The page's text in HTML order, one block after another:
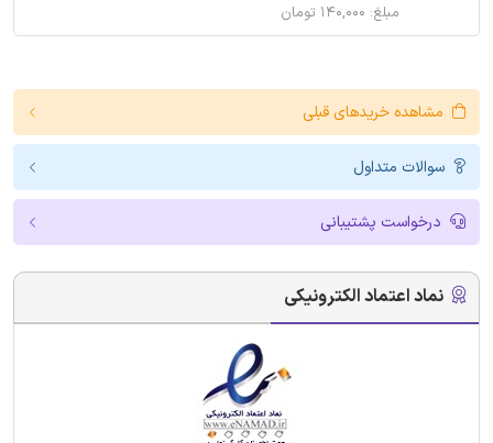
مبلغ: ۱۴۰,۰۰۰ تومان
مشاهده خریدهای قبلی
سوالات متداول
درخواست پشتیبانی
نماد اعتماد الکترونیکی